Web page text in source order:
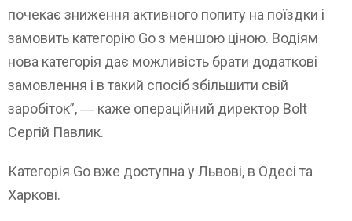
почекає зниження активного попиту на поїздки і
замовить категорію Go з меншою ціною. Водіям
нова категорія дає можливість брати додаткові
замовлення і в такий спосіб збільшити свій
заробіток”, ― каже операційний директор Bolt
Сергій Павлик.
Категорія Go вже доступна у Львові, в Одесі та
Харкові.